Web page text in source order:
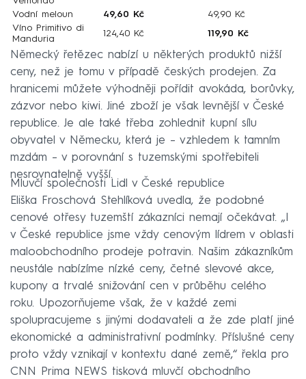
Vodní meloun
49,60 Kč
49,90 Kč
Víno Primitivo di
Manduria
124,40 Kč 119,90 Kč
Německý řetězec nabízí u některých produktů nižší
ceny, než je tomu v případě českých prodejen. Za
hranicemi můžete výhodněji pořídit avokáda, borůvky,
zázvor nebo kiwi. Jiné zboží je však levnější v České
republice. Je ale také třeba zohlednit kupní sílu
obyvatel v Německu, která je – vzhledem k tamním
mzdám – v porovnání s tuzemskými spotřebiteli
nesrovnatelně vyšší.
Mluvčí společnosti Lidl v České republice
Eliška Froschová Stehlíková uvedla, že podobné
cenové otřesy tuzemští zákazníci nemají očekávat. „I
v České republice jsme vždy cenovým lídrem v oblasti
maloobchodního prodeje potravin. Našim zákazníkům
neustále nabízíme nízké ceny, četné slevové akce,
kupony a trvalé snižování cen v průběhu celého
roku. Upozorňujeme však, že v každé zemi
spolupracujeme s jinými dodavateli a že zde platí jiné
ekonomické a administrativní podmínky. Příslušné ceny
proto vždy vznikají v kontextu dané země,“ řekla pro
CNN Prima NEWS tisková mluvčí obchodního